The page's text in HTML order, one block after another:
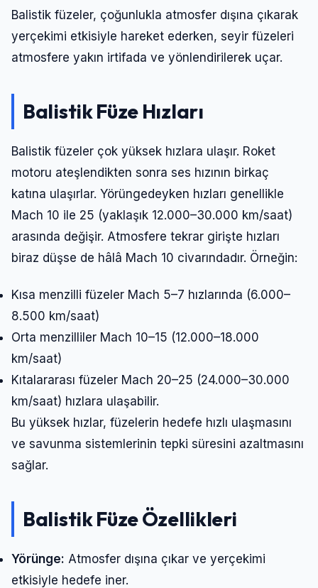
Balistik füzeler, çoğunlukla atmosfer dışına çıkarak
yerçekimi etkisiyle hareket ederken, seyir füzeleri
atmosfere yakın irtifada ve yönlendirilerek uçar.
Balistik Füze Hızları
Balistik füzeler çok yüksek hızlara ulaşır. Roket
motoru ateşlendikten sonra ses hızının birkaç
katına ulaşırlar. Yörüngedeyken hızları genellikle
Mach 10 ile 25 (yaklaşık 12.000–30.000 km/saat)
arasında değişir. Atmosfere tekrar girişte hızları
biraz düşse de hâlâ Mach 10 civarındadır. Örneğin:
Kısa menzilli füzeler Mach 5–7 hızlarında (6.000–
8.500 km/saat)
Orta menzilliler Mach 10–15 (12.000–18.000
km/saat)
Kıtalararası füzeler Mach 20–25 (24.000–30.000
km/saat) hızlara ulaşabilir.
Bu yüksek hızlar, füzelerin hedefe hızlı ulaşmasını
ve savunma sistemlerinin tepki süresini azaltmasını
sağlar.
Balistik Füze Özellikleri
Yörünge: Atmosfer dışına çıkar ve yerçekimi
etkisiyle hedefe iner.